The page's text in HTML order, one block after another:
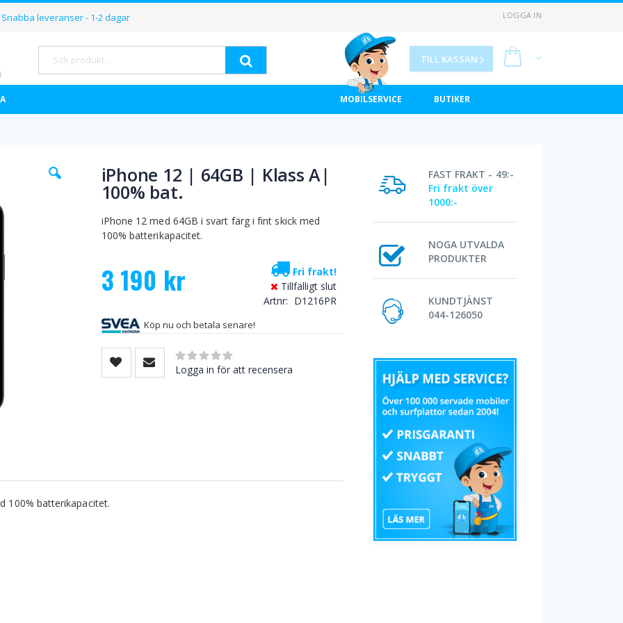
Snabba leveranser - 1-2 dagarHoppa
innehållet
LOGGA IN
Min kundvagn
TILL KASSAN
MOBILSERVICE BUTIKER
iPhone 12 | 64GB | Klass A|
100% bat.
iPhone 12 med 64GB i svart färg i fint skick med
100% batterikapacitet.
3 190 kr
Fri frakt!
Tillfälligt slut
Artnr
D1216PR
Köp nu och betala senare!
Rating:
0% of100
Logga in för att recensera
bildgalleriet
100% batterikapacitet.
FAST FRAKT - 49:-
Fri frakt över
1000:-
NOGA UTVALDA
PRODUKTER
KUNDTJÄNST
044-126050